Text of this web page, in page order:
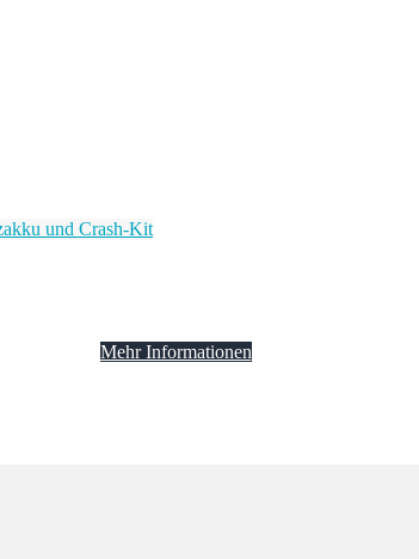
Mehr Informationen